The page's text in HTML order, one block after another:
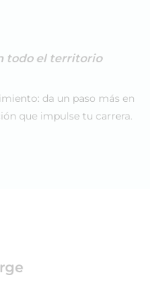
todo el territorio
da un paso más en
que impulse tu carrera.